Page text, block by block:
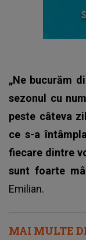
„Ne bucurăm
sezonul cu
peste câteva
ce s-a
fiecare dintre
sunt foarte
Emilian.
MAI MULTE